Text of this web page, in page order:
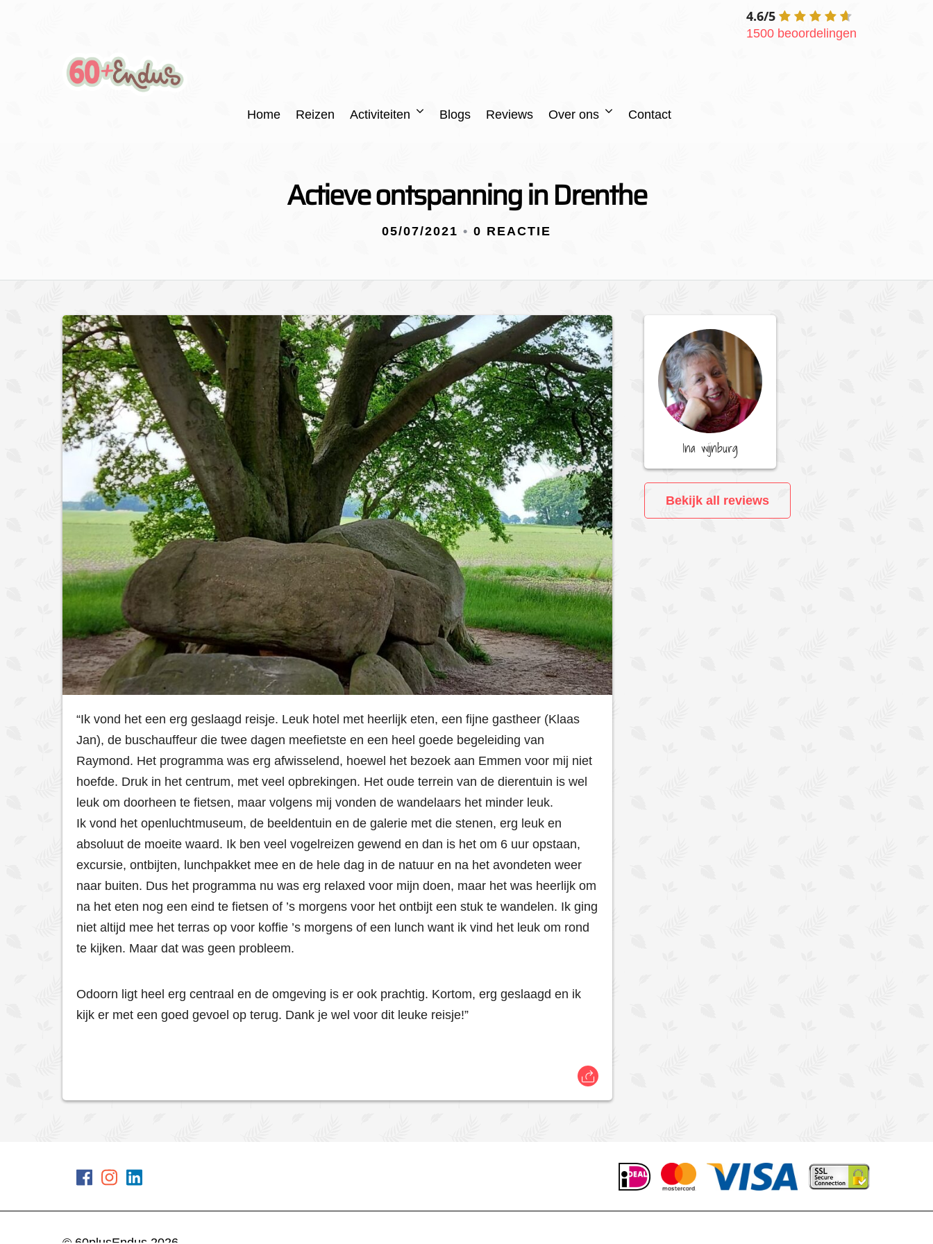
4.6/5
1500 beoordelingen
Home Reizen Activiteiten Blogs Reviews Over ons Contact
Actieve ontspanning in Drenthe
05/07/2021 • 0 REACTIE
“Ik vond het een erg geslaagd reisje. Leuk hotel met heerlijk eten, een fijne gastheer (Klaas
Jan), de buschauffeur die twee dagen meefietste en een heel goede begeleiding van
Raymond. Het programma was erg afwisselend, hoewel het bezoek aan Emmen voor mij niet
hoefde. Druk in het centrum, met veel opbrekingen. Het oude terrein van de dierentuin is wel
leuk om doorheen te fietsen, maar volgens mij vonden de wandelaars het minder leuk.
Ik vond het openluchtmuseum, de beeldentuin en de galerie met die stenen, erg leuk en
absoluut de moeite waard. Ik ben veel vogelreizen gewend en dan is het om 6 uur opstaan,
excursie, ontbijten, lunchpakket mee en de hele dag in de natuur en na het avondeten weer
naar buiten. Dus het programma nu was erg relaxed voor mijn doen, maar het was heerlijk om
na het eten nog een eind te fietsen of ’s morgens voor het ontbijt een stuk te wandelen. Ik ging
niet altijd mee het terras op voor koffie ’s morgens of een lunch want ik vind het leuk om rond
te kijken. Maar dat was geen probleem.
Odoorn ligt heel erg centraal en de omgeving is er ook prachtig. Kortom, erg geslaagd en ik
kijk er met een goed gevoel op terug. Dank je wel voor dit leuke reisje!”
Ina wijnburg
Bekijk all reviews